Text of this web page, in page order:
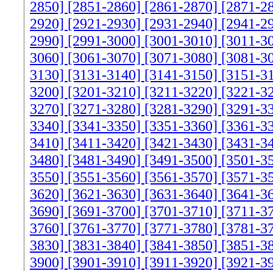
2850] [2851-2860] [2861-2870] [2871-
2920] [2921-2930] [2931-2940] [2941-
2990] [2991-3000] [3001-3010] [3011-
3060] [3061-3070] [3071-3080] [3081-
3130] [3131-3140] [3141-3150] [3151-
3200] [3201-3210] [3211-3220] [3221-
3270] [3271-3280] [3281-3290] [3291-
3340] [3341-3350] [3351-3360] [3361-
3410] [3411-3420] [3421-3430] [3431-
3480] [3481-3490] [3491-3500] [3501-
3550] [3551-3560] [3561-3570] [3571-
3620] [3621-3630] [3631-3640] [3641-
3690] [3691-3700] [3701-3710] [3711-
3760] [3761-3770] [3771-3780] [3781-
3830] [3831-3840] [3841-3850] [3851-
3900] [3901-3910] [3911-3920] [3921-